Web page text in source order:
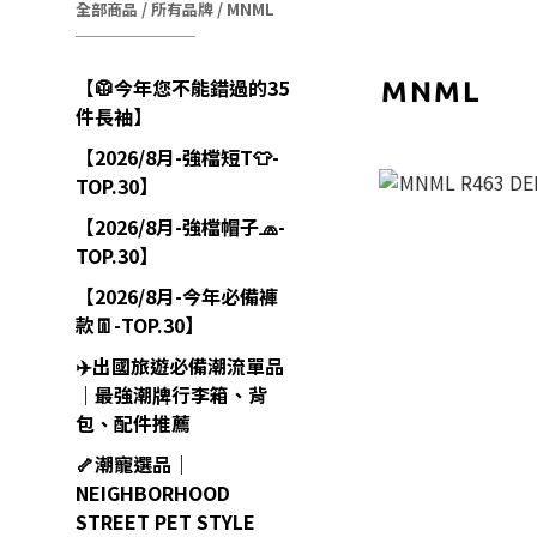
全部商品 /所有品牌 / MNML
【🥼今年您不能錯過的35
件長袖】
【2026/8月-強檔短T👕-
TOP.30】
【2026/8月-強檔帽子🧢-
TOP.30】
【2026/8月-今年必備褲
款👖-TOP.30】
✈️出國旅遊必備潮流單品
｜最強潮牌行李箱、背
包、配件推薦
🦴潮寵選品｜
NEIGHBORHOOD
STREET PET STYLE
MNML